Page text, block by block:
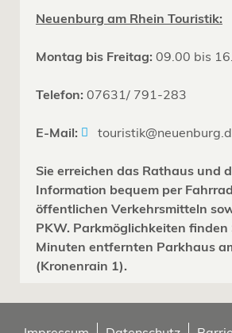
Neuenburg am Rhein Touristik:
Montag bis Freitag: 09.00 bis
Telefon: 07631/ 791-283
E-Mail:
Sie erreichen das Rathaus und
Information bequem per
öffentlichen Verkehrsmitteln
PKW. Parkmöglichkeiten finden
Minuten entfernten Parkhaus
(Kronenrain 1).